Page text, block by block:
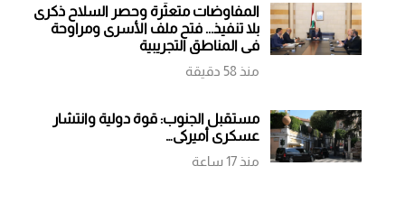
المفاوضات متعثّرة وحصر السلاح ذكرى
بلا تنفيذ... فتح ملف الأسرى ومراوحة
في المناطق التجريبية
منذ 58 دقيقة
مستقبل الجنوب: قوة دولية وانتشار
عسكري أميركي…
منذ 17 ساعة